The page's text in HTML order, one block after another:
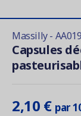
Massilly -
Capsules
2,10 € par